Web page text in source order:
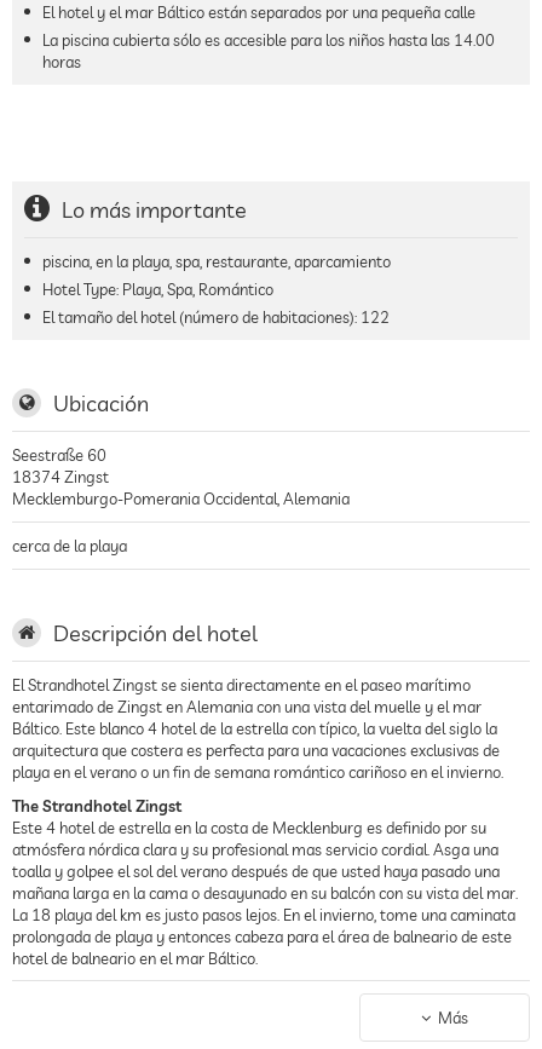
El hotel y el mar Báltico están separados por una pequeña calle
La piscina cubierta sólo es accesible para los niños hasta las 14.00
horas
Lo más importante
piscina, en la playa, spa, restaurante, aparcamiento
Hotel Type: Playa, Spa, Romántico
El tamaño del hotel (número de habitaciones): 122
Ubicación
Seestraße 60
18374Zingst
Mecklemburgo-Pomerania Occidental Alemania
cerca de la playa
Descripción del hotel
El Strandhotel Zingst se sienta directamente en el paseo marítimo
entarimado de Zingst en Alemania con una vista del muelle y el mar
Báltico. Este blanco 4 hotel de la estrella con típico, la vuelta del siglo la
arquitectura que costera es perfecta para una vacaciones exclusivas de
playa en el verano o un fin de semana romántico cariñoso en el invierno.
The Strandhotel Zingst
Este 4 hotel de estrella en la costa de Mecklenburg es definido por su
atmósfera nórdica clara y su profesional mas servicio cordial. Asga una
toalla y golpee el sol del verano después de que usted haya pasado una
mañana larga en la cama o desayunado en su balcón con su vista del mar.
La 18 playa del km es justo pasos lejos. En el invierno, tome una caminata
prolongada de playa y entonces cabeza para el área de balneario de este
hotel de balneario en el mar Báltico.
la interior de habitación en el Strandhotel Zingst es claro, sincero, y mas
cómodo con sus colores armónicamente emparejados y mobiliario crudo
Más